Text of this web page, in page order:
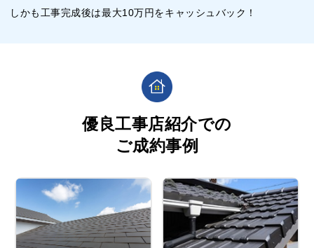
しかも工事完成後は最大10万円をキャッシュバック！
優良工事店紹介での
ご成約事例